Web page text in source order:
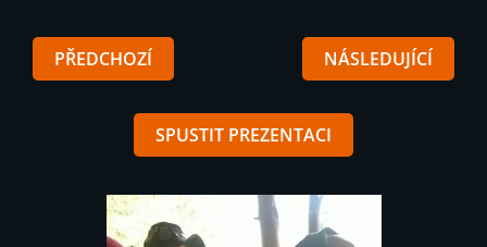
PŘEDCHOZÍ NÁSLEDUJÍCÍ
SPUSTIT PREZENTACI